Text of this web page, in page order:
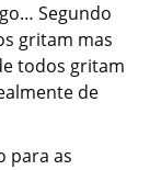
Segundo
gritam mas
todos gritam
de
para as